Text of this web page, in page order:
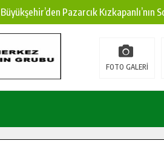
Büyükşehir’den Pazarcık
Büyükşehir’den Pazarcık Kırsalına Modern
Çin’den KSÜ’ye Uluslararası Başarı:
FOTO GALERİ